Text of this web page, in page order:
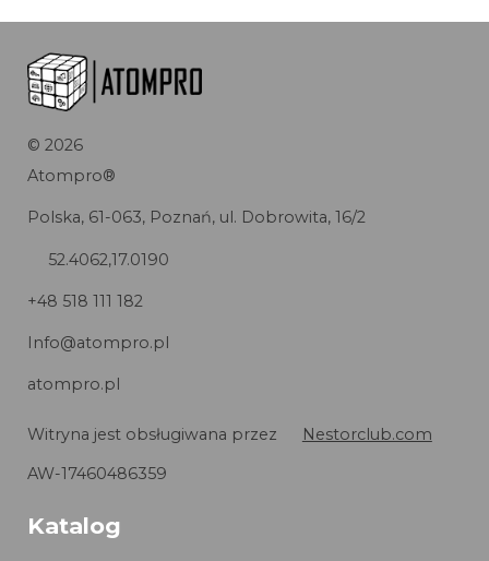
© 2026
Atompro®
Polska, 61-063, Poznań, ul. Dobrowita, 16/2
52.4062,17.0190
+48 518 111 182
Info@atompro.pl
atompro.pl
Witryna jest obsługiwana przez
Nestorclub.com
AW-17460486359
Katalog